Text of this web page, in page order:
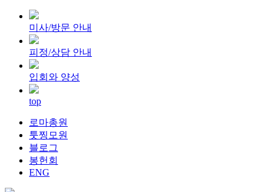
미사/방문 안내
피정/상담 안내
입회와 양성
top
로마총원
툿찡모원
블로그
봉헌회
ENG